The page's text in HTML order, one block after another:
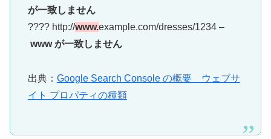
が一致しません
???? http://www.example.com/dresses/1234 –
www が一致しません
出典： Google Search Console の概要 ウェブサ
イト プロパティの種類